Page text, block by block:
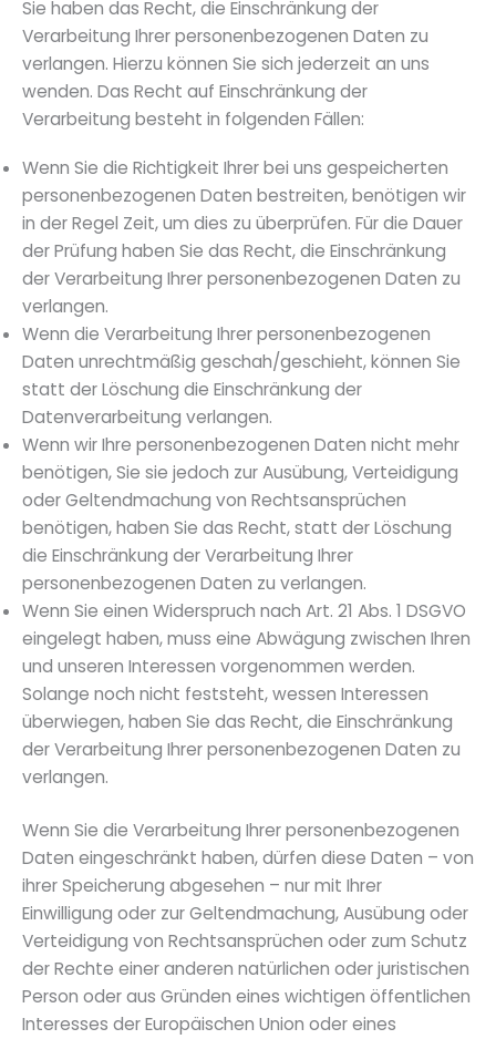
Sie haben das Recht, die Einschränkung der
Verarbeitung Ihrer personenbezogenen Daten zu
verlangen. Hierzu können Sie sich jederzeit an uns
wenden. Das Recht auf Einschränkung der
Verarbeitung besteht in folgenden Fällen:
Wenn Sie die Richtigkeit Ihrer bei uns gespeicherten
personenbezogenen Daten bestreiten, benötigen wir
in der Regel Zeit, um dies zu überprüfen. Für die Dauer
der Prüfung haben Sie das Recht, die Einschränkung
der Verarbeitung Ihrer personenbezogenen Daten zu
verlangen.
Wenn die Verarbeitung Ihrer personenbezogenen
Daten unrechtmäßig geschah/geschieht, können Sie
statt der Löschung die Einschränkung der
Datenverarbeitung verlangen.
Wenn wir Ihre personenbezogenen Daten nicht mehr
benötigen, Sie sie jedoch zur Ausübung, Verteidigung
oder Geltendmachung von Rechtsansprüchen
benötigen, haben Sie das Recht, statt der Löschung
die Einschränkung der Verarbeitung Ihrer
personenbezogenen Daten zu verlangen.
Wenn Sie einen Widerspruch nach Art. 21 Abs. 1 DSGVO
eingelegt haben, muss eine Abwägung zwischen Ihren
und unseren Interessen vorgenommen werden.
Solange noch nicht feststeht, wessen Interessen
überwiegen, haben Sie das Recht, die Einschränkung
der Verarbeitung Ihrer personenbezogenen Daten zu
verlangen.
Wenn Sie die Verarbeitung Ihrer personenbezogenen
Daten eingeschränkt haben, dürfen diese Daten – von
ihrer Speicherung abgesehen – nur mit Ihrer
Einwilligung oder zur Geltendmachung, Ausübung oder
Verteidigung von Rechtsansprüchen oder zum Schutz
der Rechte einer anderen natürlichen oder juristischen
Person oder aus Gründen eines wichtigen öffentlichen
Interesses der Europäischen Union oder eines